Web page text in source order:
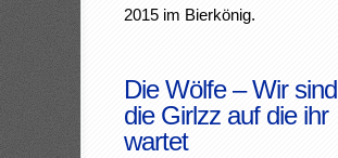
2015 im Bierkönig.
Die Wölfe – Wir sind
die Girlzz auf die ihr
wartet